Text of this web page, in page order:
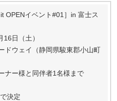
OPENイベント#01］in 富士ス
（土）
イ（静岡県駿東郡小山町
ナー様と同伴者1名様まで
決定